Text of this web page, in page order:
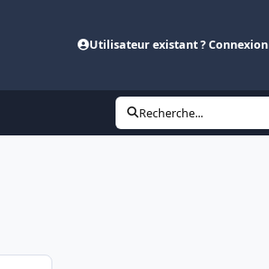
Utilisateur existant ? Connexion
Recherche...